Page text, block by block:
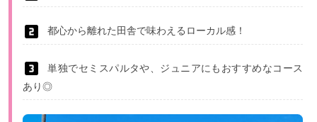
都心から離れた田舎で味わえるローカル感！
単独でセミスパルタや、ジュニアにもおすすめなコース
あり◎